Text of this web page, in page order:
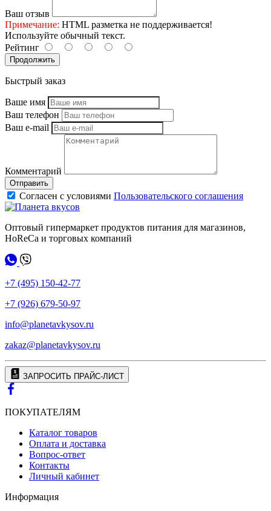
Ваш отзыв
Примечание: HTML разметка не поддерживается!
Используйте обычный текст.
Рейтинг
Продолжить
Быстрый заказ
Ваше имя
Ваш телефон
Ваш e-mail
Комментарий
Отправить
Согласен с условиями Пользовательского соглашения
Оптовый гипермаркет продуктов питания для магазинов,
HoReCa и торговых компаний
+7 (495) 150-42-77
+7 (926) 679-50-97
info@planetavkysov.ru
zakaz@planetavkysov.ru
ЗАПРОСИТЬ ПРАЙС-ЛИСТ
ПОКУПАТЕЛЯМ
Каталог товаров
Оплата и доставка
Вопрос-ответ
Контакты
Личный кабинет
Информация